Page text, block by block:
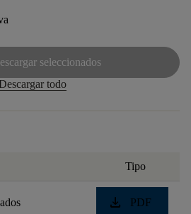
seleccionados
todo
Tipo
download PDF